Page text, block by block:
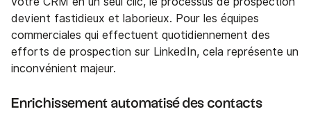
devient fastidieux et laborieux. Pour les équipes
commerciales qui effectuent quotidiennement des
efforts de prospection sur LinkedIn, cela représente un
inconvénient majeur.
Enrichissement automatisé des contacts